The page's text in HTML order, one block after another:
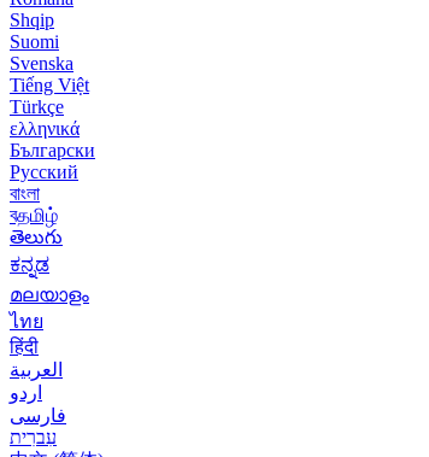
Shqip
Suomi
Svenska
Tiếng Việt
Türkçe
ελληνικά
Български
Русский
বাংলা
বதமிழ்
తెలుగు
ಕನ್ನಡ
മലയാളം
ไทย
हिंदी
العربية
اردو
فارسی
עִברִית